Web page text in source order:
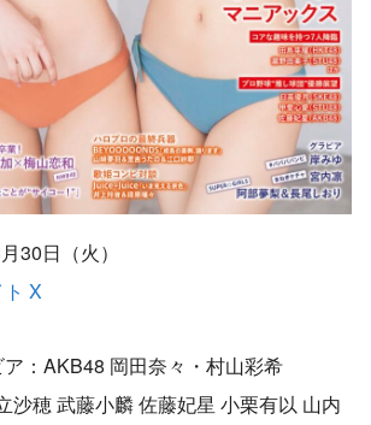
30日（火）
X
：AKB48 岡田奈々・村山彩希
沙穂 武藤小麟 佐藤妃星 小栗有以 山内